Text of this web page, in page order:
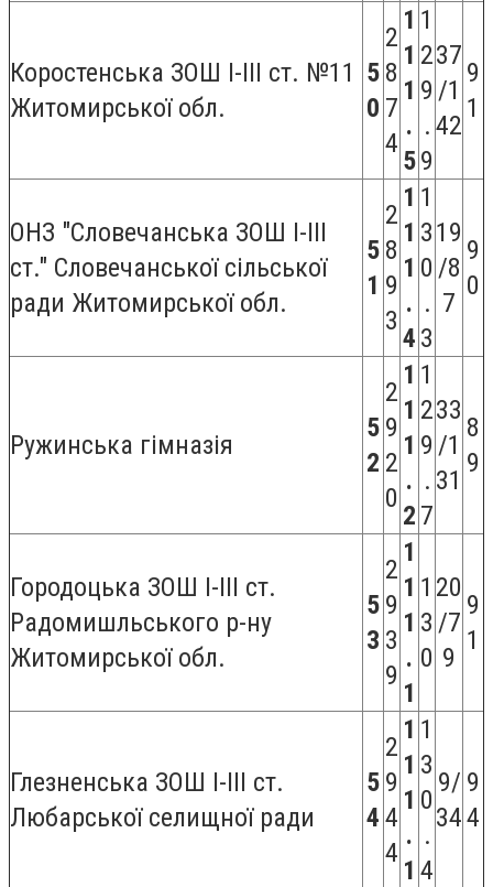
Коростенська ЗОШ І-ІІІ ст. №11
Житомирської обл.
5
0
2
8
7
4
1
1
1
.
5
1
2
9
.
9
37
/1
42
9
1
ОНЗ "Словечанська ЗОШ I-III
ст." Словечанської сільської
ради Житомирської обл.
5
1
2
8
9
3
1
1
1
.
4
1
3
0
.
3
19
/8
7
9
0
Ружинська гімназія
5
2
2
9
2
0
1
1
1
.
2
1
2
9
.
7
33
/1
31
8
9
Городоцька ЗОШ І-ІІІ ст.
Радомишльського р-ну
Житомирської обл.
5
3
2
9
3
9
1
1
1
.
1
1
3
0
20
/7
9
9
1
Глезненська ЗОШ I-III ст.
Любарської селищної ради
5
4
2
9
4
4
1
1
1
.
1
1
3
0
.
4
9/
34
9
4